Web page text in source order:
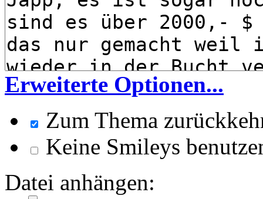
Erweiterte Optionen...
Zum Thema
Keine Smileys
Datei anhängen: